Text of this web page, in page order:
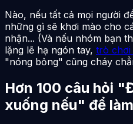
Nào, nếu tất cả mọi người
những gì sẽ khơi mào cho
nhận... (Và nếu nhóm bạn
lặng lẽ hạ ngón tay, trò chơi
"nóng bỏng" cũng cháy
Hơn 100 câu hỏi
xuống nếu" để